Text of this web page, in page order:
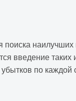
введение
по каждой